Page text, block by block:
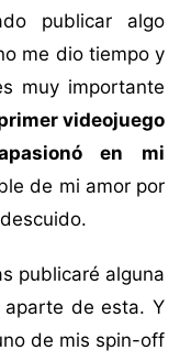
publicar algo
me dio tiempo y
muy importante
videojuego
en mi
de mi amor por
publicaré alguna
de esta. Y
de mis spin-off